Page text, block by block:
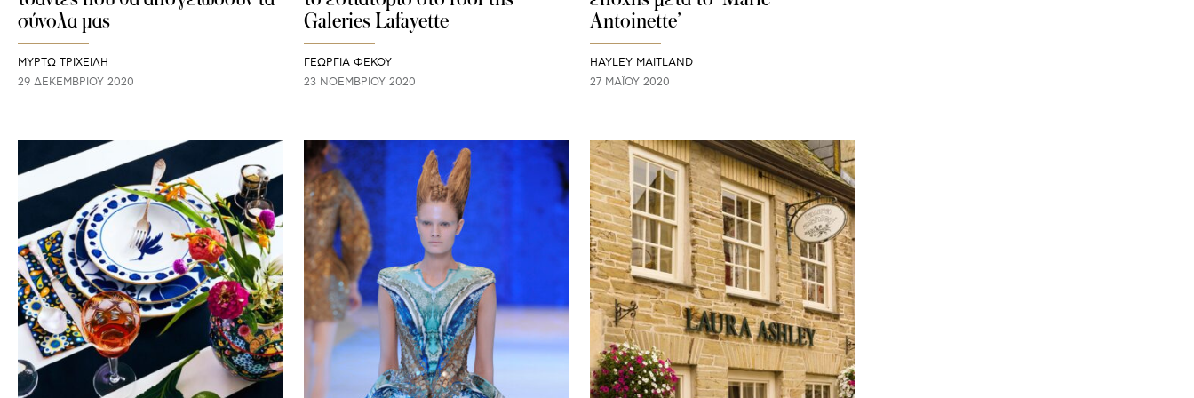
σύνολα μας
ΜΥΡΤΩ ΤΡΙΧΕΙΛΗ
29 ΔΕΚΕΜΒΡΊΟΥ 2020
Galeries Lafayette
ΓΕΩΡΓΙΑ ΦΕΚΟΥ
23 ΝΟΕΜΒΡΊΟΥ 2020
Antoinette’
HAYLEY MAITLAND
27 ΜΑΪ́ΟΥ 2020